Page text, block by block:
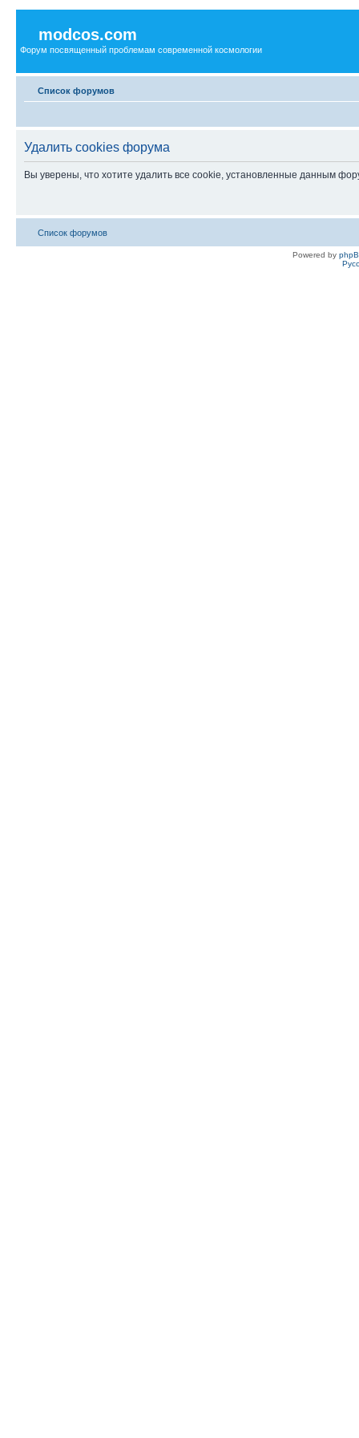
modcos.com
Форум посвященный проблемам современной космологии
Список форумов
Удалить cookies форума
Вы уверены, что хотите удалить все cookie, установленные данным
Список форумов
Powered by